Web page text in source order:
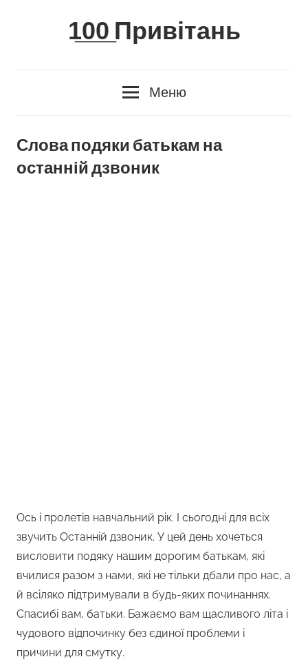
1̲0̲0̲ Привітань
Меню
Слова подяки батькам на
останній дзвоник
Ось і пролетів навчальний рік. І сьогодні для всіх
звучить Останній дзвоник. У цей день хочеться
висловити подяку нашим дорогим батькам, які
вчилися разом з нами, які не тільки дбали про нас, а
й всіляко підтримували в будь-яких починаннях.
Спасибі вам, батьки. Бажаємо вам щасливого літа і
чудового відпочинку без єдиної проблеми і
причини для смутку.